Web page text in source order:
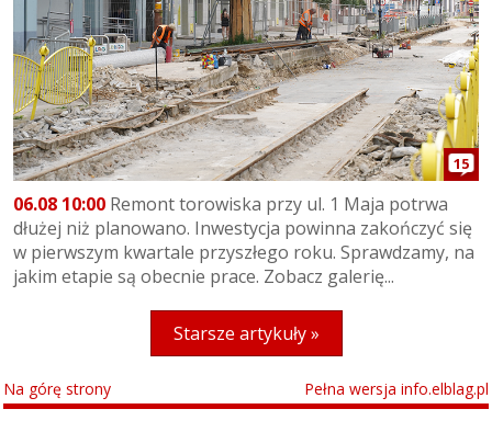
15
06.08 10:00 Remont torowiska przy ul. 1 Maja potrwa
dłużej niż planowano. Inwestycja powinna zakończyć się
w pierwszym kwartale przyszłego roku. Sprawdzamy, na
jakim etapie są obecnie prace. Zobacz galerię...
Starsze artykuły »
Na górę strony Pełna wersja info.elblag.pl